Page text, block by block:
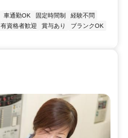
車通勤OK 固定時間制
経験不問
有資格者歓迎 賞与あり
ブランクOK